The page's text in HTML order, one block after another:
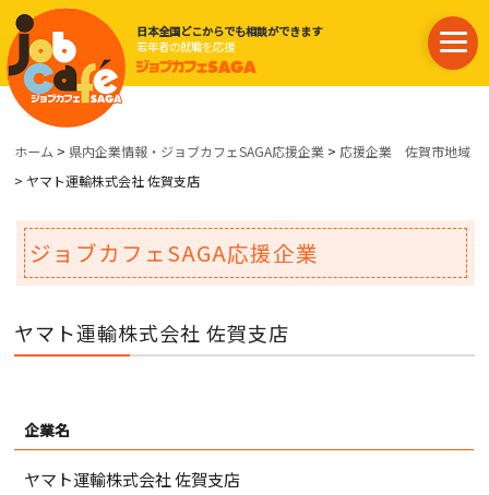
日本全国どこからでも相談ができます
若年者の就職を応援
ホーム > 県内企業情報・ジョブカフェSAGA応援企業 > 応援企業 佐賀市地域
> ヤマト運輸株式会社 佐賀支店
ジョブカフェSAGA応援企業
ヤマト運輸株式会社 佐賀支店
企業名
ヤマト運輸株式会社 佐賀支店